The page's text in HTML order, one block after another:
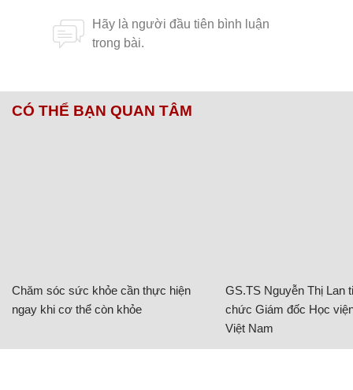
CÓ THỂ BẠN QUAN TÂM
Chăm sóc sức khỏe cần thực hiện
ngay khi cơ thể còn khỏe
GS.TS Nguyễn Thị Lan
chức Giám đốc Học
Việt Nam